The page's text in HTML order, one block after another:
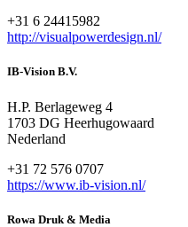
+31 6 24415982
http://visualpowerdesign.nl/
IB-Vision B.V.
H.P. Berlageweg 4
1703 DG Heerhugowaard
Nederland
+31 72 576 0707
https://www.ib-vision.nl/
Rowa Druk & Media